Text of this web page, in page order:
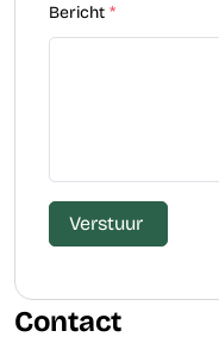
Bericht *
Verstuur
Contact